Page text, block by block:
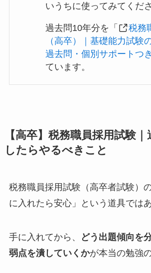
いうちに使ってみてくださ
過去問10年分を「
税務
（高卒）｜基礎能力試験
過去問・個別サポートつき
ています。
【高卒】税務職員採用試験
したらやるべきこと
税務職員採用試験（高卒者試験）
に入れたら安心」という道具では
手に入れてから、
どう出題傾向を
弱点を潰していくかが本当の勉強